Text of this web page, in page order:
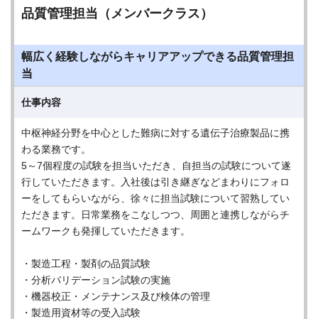
品質管理担当（メンバークラス）
幅広く経験しながらキャリアアップできる品質管理担
当
仕事内容
中枢神経分野を中心とした難病に対する遺伝子治療製品に携
わる業務です。
5～7個程度の試験を担当いただき、自担当の試験について遂
行していただきます。入社後は引き継ぎなどまわりにフォロ
ーをしてもらいながら、徐々に担当試験について習熟してい
ただきます。日常業務をこなしつつ、周囲と連携しながらチ
ームワークも発揮していただきます。
・製造工程・製剤の品質試験
・分析バリデーション試験の実施
・機器校正・メンテナンス及び検体の管理
・製造用資材等の受入試験